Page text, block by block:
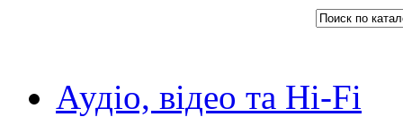
Аудіо, відео та Hi-Fi